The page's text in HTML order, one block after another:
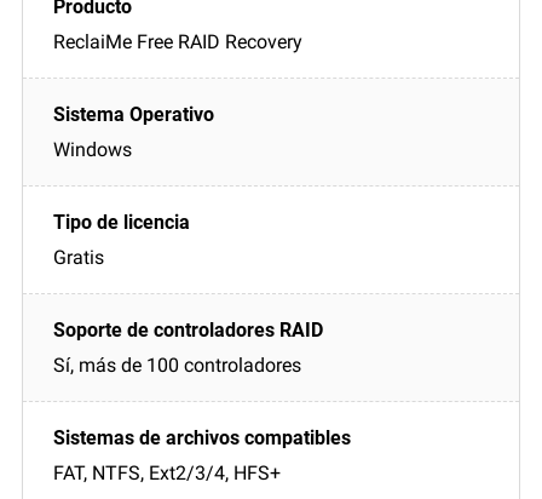
ReclaiMe Free RAID Recovery
Windows
Gratis
Sí, más de 100 controladores
FAT, NTFS, Ext2/3/4, HFS+